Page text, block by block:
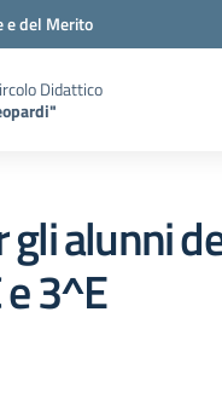
e del Merito
Didattico
gli alunni
3^E